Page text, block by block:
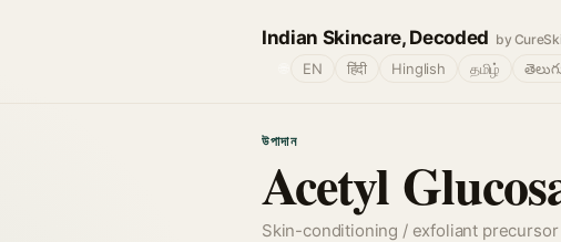
Indian Skincare, Decoded by
EN हिंदी Hinglish தமிழ்
উপাদান
Acetyl
Skin-conditioning / exfoliant precursor